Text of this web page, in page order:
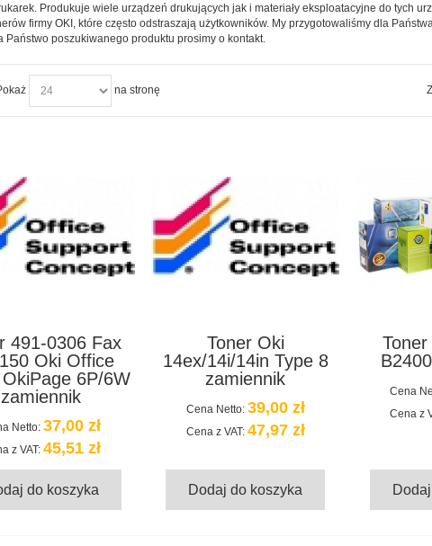
Produkuje wiele urządzeń drukujących jak i materiały eksploatacyjne do tych
firmy OKI, które często odstraszają użytkowników. My przygotowaliśmy dla
poszukiwanego produktu prosimy o kontakt.
na stronę
491-0306 Fax
Oki Office
6P/6W
zamiennik
Netto: 37,00 zł
z VAT: 45,51 zł
do koszyka
Toner Oki
14ex/14i/14in Type 8
zamiennik
Cena Netto: 39,00 zł
Cena z VAT: 47,97 zł
Dodaj do koszyka
Cena
Cena z